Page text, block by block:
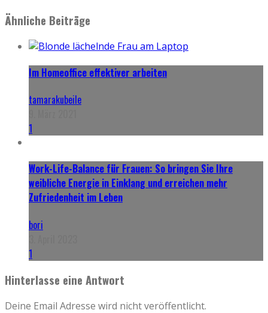
Ähnliche Beiträge
Im Homeoffice effektiver arbeiten
tamarakubeile
1
Work-Life-Balance für Frauen: So bringen Sie Ihre
weibliche Energie in Einklang und erreichen mehr
Zufriedenheit im Leben
bori
1
Hinterlasse eine Antwort
Deine Email Adresse wird nicht veröffentlicht.